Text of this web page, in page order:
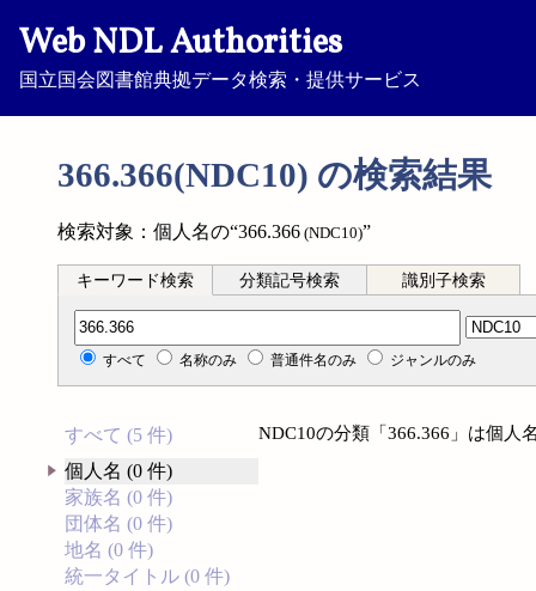
Web NDL Authorities
国立国会図書館典拠データ検索・提供サービス
366.366(NDC10) の検索結果
検索対象：個人名の“366.366 (NDC10)”
キーワード検索 分類記号検索 識別子検索
分類記号検索
すべて 名称のみ 普通件名のみ ジャンルのみ
すべて (5 件)
個人名 (0 件)
家族名 (0 件)
団体名 (0 件)
地名 (0 件)
統一タイトル (0 件)
NDC10の分類「366.366」は個人